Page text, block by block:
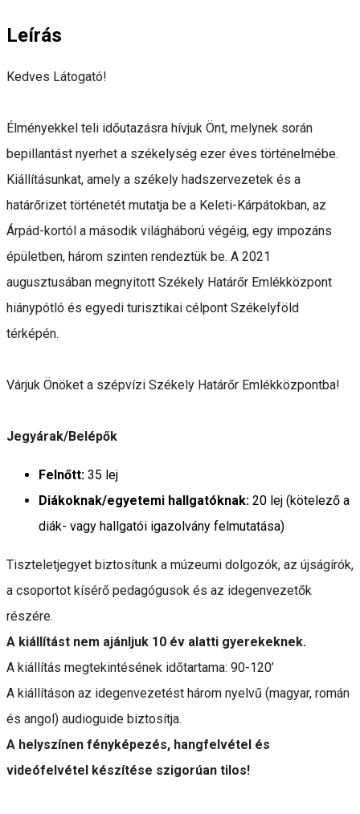
Leírás
Kedves Látogató!
Élményekkel teli időutazásra hívjuk Önt, melynek során
bepillantást nyerhet a székelység ezer éves történelmébe.
Kiállításunkat, amely a székely hadszervezetek és a
határőrizet történetét mutatja be a Keleti-Kárpátokban, az
Árpád-kortól a második világháború végéig, egy impozáns
épületben, három szinten rendeztük be. A 2021
augusztusában megnyitott Székely Határőr Emlékközpont
hiánypótló és egyedi turisztikai célpont Székelyföld
térképén.
Várjuk Önöket a szépvízi Székely Határőr Emlékközpontba!
Jegyárak/Belépők
Felnőtt: 35 lej
Diákoknak/egyetemi hallgatóknak: 20 lej (kötelező a
diák- vagy hallgatói igazolvány felmutatása)
Tiszteletjegyet biztosítunk a múzeumi dolgozók, az újságírók,
a csoportot kísérő pedagógusok és az idegenvezetők
részére.
A kiállítást nem ajánljuk 10 év alatti gyerekeknek.
A kiállítás megtekintésének időtartama: 90-120’
A kiállításon az idegenvezetést három nyelvű (magyar, román
és angol) audioguide biztosítja.
A helyszínen fényképezés, hangfelvétel és
videófelvétel készítése szigorúan tilos!